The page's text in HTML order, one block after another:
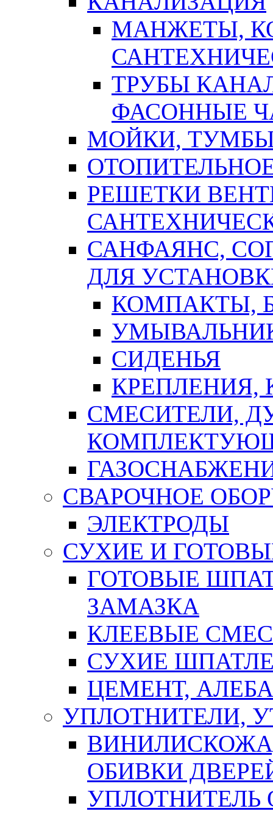
МАНЖЕТЫ,
ТРУБЫ
ФАСОННЫЕ
МОЙКИ,
РЕШЕТКИ
САНФАЯНС,
ДЛЯ
КОМПАКТЫ,
СИДЕНЬЯ
СМЕСИТЕЛИ,
СВАРОЧНОЕ
ЭЛЕКТРОДЫ
СУХИЕ И
ГОТОВЫЕ
ЗАМАЗКА
КЛЕЕВЫЕ
СУХИЕ
ЦЕМЕНТ,
УПЛОТНИТЕЛИ,
ОБИВКИ
УПЛОТНИТЕЛЬ